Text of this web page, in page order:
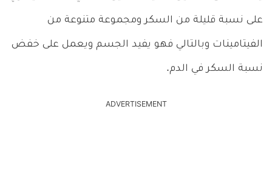
على نسبة قليلة من السكر ومجموعة متنوعة من
الفيتامينات وبالتالي فهو يفيد الجسم ويعمل على خفض
نسبة السكر في الدم.
ADVERTISEMENT